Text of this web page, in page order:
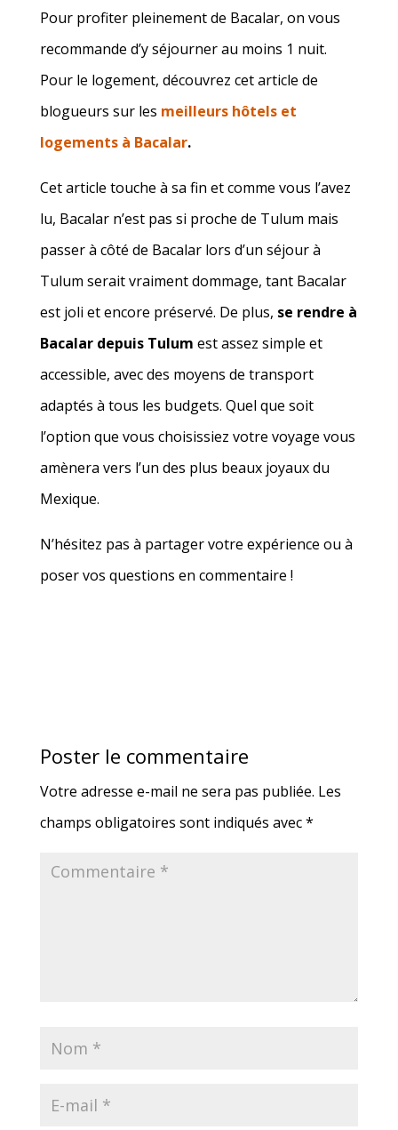
Pour profiter pleinement de Bacalar, on vous
recommande d’y séjourner au moins 1 nuit.
Pour le logement, découvrez cet article de
blogueurs sur les meilleurs hôtels et
logements à Bacalar.
Cet article touche à sa fin et comme vous l’avez
lu, Bacalar n’est pas si proche de Tulum mais
passer à côté de Bacalar lors d’un séjour à
Tulum serait vraiment dommage, tant Bacalar
est joli et encore préservé. De plus, se rendre à
Bacalar depuis Tulum est assez simple et
accessible, avec des moyens de transport
adaptés à tous les budgets. Quel que soit
l’option que vous choisissiez votre voyage vous
amènera vers l’un des plus beaux joyaux du
Mexique.
N’hésitez pas à partager votre expérience ou à
poser vos questions en commentaire !
Poster le commentaire
Votre adresse e-mail ne sera pas publiée. Les
champs obligatoires sont indiqués avec*